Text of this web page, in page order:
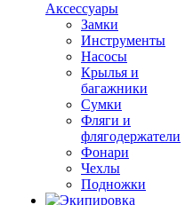
Аксессуары
Замки
Инструменты
Насосы
Крылья и
багажники
Сумки
Фляги и
флягодержатели
Фонари
Чехлы
Подножки